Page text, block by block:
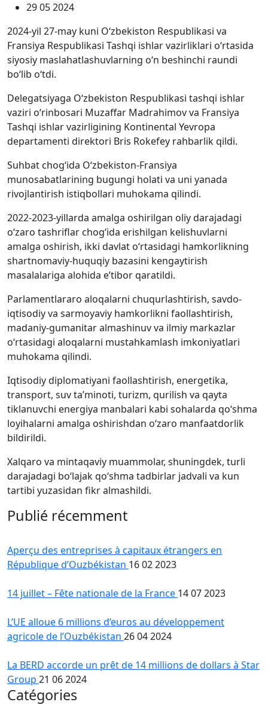
Publié récemment
Aperçu des entreprises à capitaux étrangers en
République d’Ouzbékistan 16 02 2023
14 juillet – Fête nationale de la France 14 07 2023
L’UE alloue 6 millions d’euros au développement
agricole de l’Ouzbékistan 26 04 2024
La BERD accorde un prêt de 14 millions de dollars à Star
Group 21 06 2024
Catégories
29 05 2024
2024-yil 27-may kuni O‘zbekiston Respublikasi va
Fransiya Respublikasi Tashqi ishlar vazirliklari o‘rtasida
siyosiy maslahatlashuvlarning o‘n beshinchi raundi
bo‘lib o‘tdi.
Delegatsiyaga O‘zbekiston Respublikasi tashqi ishlar
vaziri o‘rinbosari Muzaffar Madrahimov va Fransiya
Tashqi ishlar vazirligining Kontinental Yevropa
departamenti direktori Bris Rokefey rahbarlik qildi.
Suhbat chog‘ida O‘zbekiston-Fransiya
munosabatlarining bugungi holati va uni yanada
rivojlantirish istiqbollari muhokama qilindi.
2022-2023-yillarda amalga oshirilgan oliy darajadagi
o‘zaro tashriflar chog‘ida erishilgan kelishuvlarni
amalga oshirish, ikki davlat o‘rtasidagi hamkorlikning
shartnomaviy-huquqiy bazasini kengaytirish
masalalariga alohida e’tibor qaratildi.
Parlamentlararo aloqalarni chuqurlashtirish, savdo-
iqtisodiy va sarmoyaviy hamkorlikni faollashtirish,
madaniy-gumanitar almashinuv va ilmiy markazlar
o‘rtasidagi aloqalarni mustahkamlash imkoniyatlari
muhokama qilindi.
Iqtisodiy diplomatiyani faollashtirish, energetika,
transport, suv ta’minoti, turizm, qurilish va qayta
tiklanuvchi energiya manbalari kabi sohalarda qo‘shma
loyihalarni amalga oshirishdan o‘zaro manfaatdorlik
bildirildi.
Xalqaro va mintaqaviy muammolar, shuningdek, turli
darajadagi bo‘lajak qo‘shma tadbirlar jadvali va kun
tartibi yuzasidan fikr almashildi.